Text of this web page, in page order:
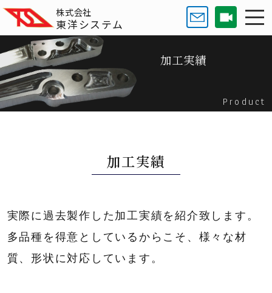
株式会社
東洋システム
加工実績
Product
加工実績
実際に過去製作した加工実績を紹介致します。
多品種を得意としているからこそ、様々な材
質、形状に対応しています。